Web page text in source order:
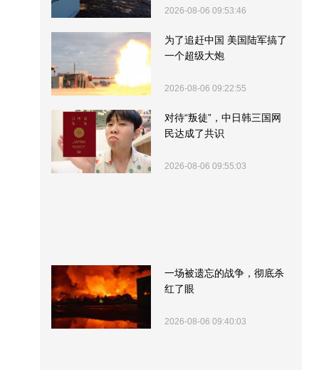
2026-08-06 09:53:46
为了追赶中国 美国陆军搞了
一个超级大炮
2026-08-06 09:22:55
对待“叛徒”，中日韩三国网
民达成了共识
2026-08-06 09:55:03
一场被遗忘的战争，彻底杀
红了眼
2026-08-06 09:40:03